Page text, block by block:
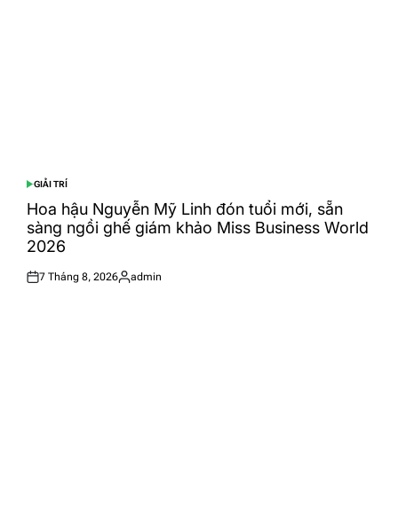
POSTED
IN
GIẢI TRÍ
Hoa hậu Nguyễn Mỹ Linh đón tuổi mới, sẵn
sàng ngồi ghế giám khảo Miss Business World
2026
Posted
7 Tháng 8, 2026
Posted
admin